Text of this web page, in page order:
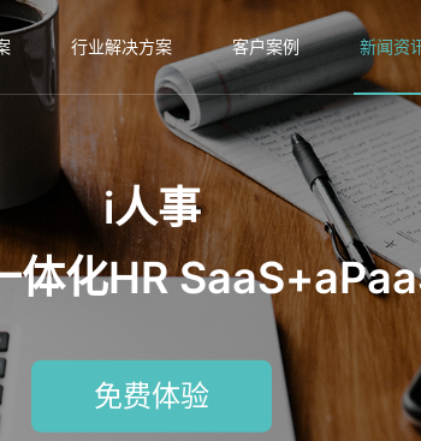
行业解决方案 客户案例 新闻资
i人事
体化HR
免费体验